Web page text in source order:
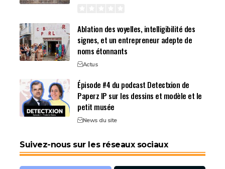
Ablation des voyelles, intelligibilité des
signes, et un entrepreneur adepte de
noms étonnants
Actus
Épisode #4 du podcast Detectxion de
Paperz IP sur les dessins et modèle et le
petit musée
News du site
Suivez-nous sur les réseaux sociaux